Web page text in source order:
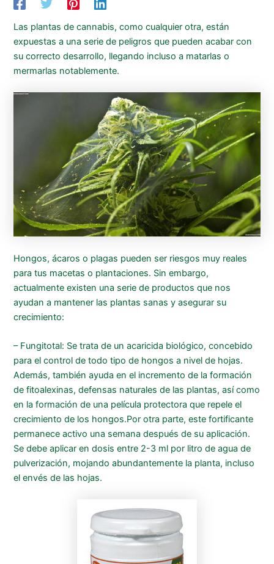
Las plantas de cannabis, como cualquier otra, están
expuestas a una serie de peligros que pueden acabar con
su correcto desarrollo, llegando incluso a matarlas o
mermarlas notablemente.
Hongos, ácaros o plagas pueden ser riesgos muy reales
para tus macetas o plantaciones. Sin embargo,
actualmente existen una serie de productos que nos
ayudan a mantener las plantas sanas y asegurar su
crecimiento:
– Fungitotal: Se trata de un acaricida biológico, concebido
para el control de todo tipo de hongos a nivel de hojas.
Además, también ayuda en el incremento de la formación
de fitoalexinas, defensas naturales de las plantas, así como
en la formación de una película protectora que repele el
crecimiento de los hongos.Por otra parte, este fortificante
permanece activo una semana después de su aplicación.
Se debe aplicar en dosis entre 2-3 ml por litro de agua de
pulverización, mojando abundantemente la planta, incluso
el envés de las hojas.